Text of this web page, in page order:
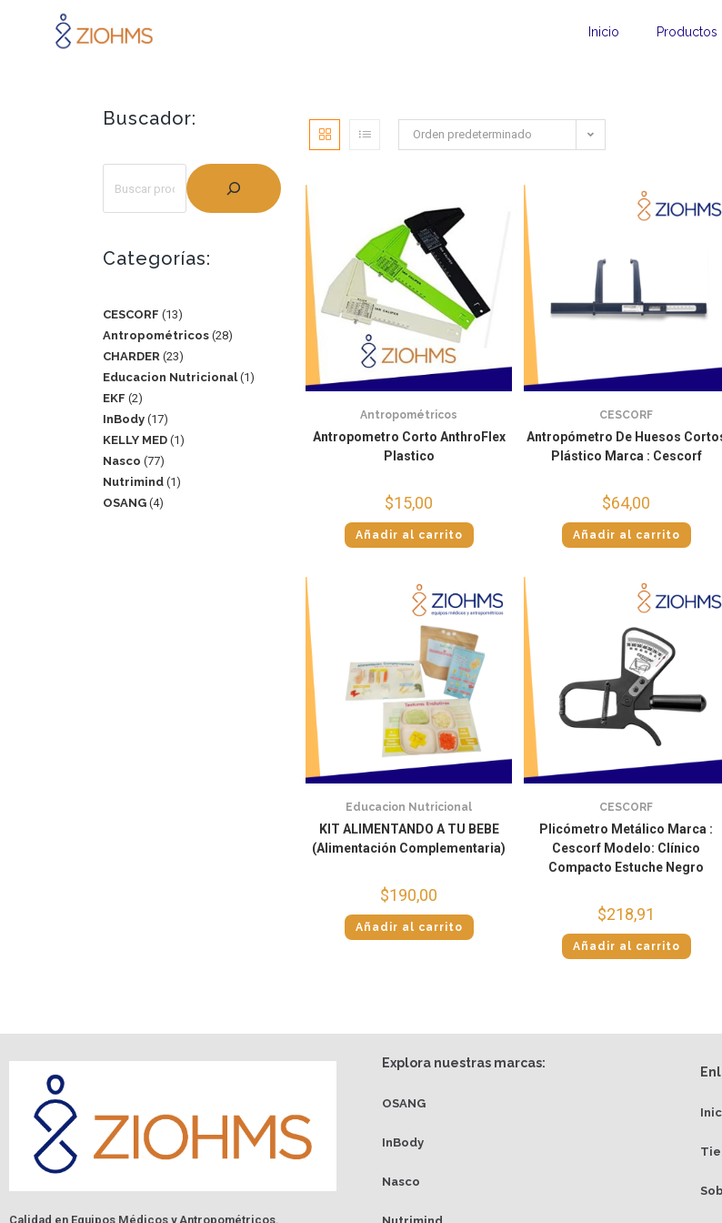
Inicio Productos
Buscador:
Categorías:
CESCORF 13
Antropométricos 28
CHARDER 23
Educacion Nutricional 1
EKF 2
InBody 17
KELLY MED 1
Nasco 77
Nutrimind 1
OSANG 4
Orden predeterminado
Antropométricos
Antropometro Corto AnthroFlex
Plastico
$15,00
Añadir al carrito
CESCORF
Antropómetro De Huesos
Plástico Marca : Cescorf
$64,00
Añadir al carrito
Educacion Nutricional
KIT ALIMENTANDO A TU BEBE
(Alimentación Complementaria)
$190,00
Añadir al carrito
CESCORF
Plicómetro Metálico Marca :
Cescorf Modelo: Clínico
Compacto Estuche Negro
$218,91
Añadir al carrito
Calidad en Equipos Médicos y Antropométricos.
Explora nuestras marcas:
OSANG
InBody
Nasco